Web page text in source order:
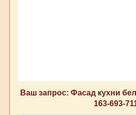
Ваш запрос: Фасад кухни
163-693-